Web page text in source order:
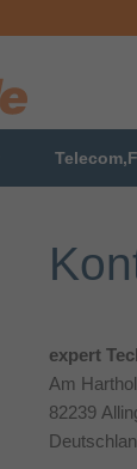
expert
Am
82239